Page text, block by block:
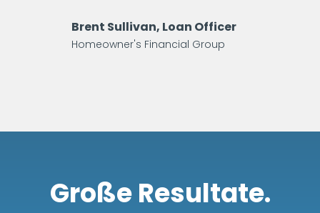
Brent Sullivan, Loan Officer
Homeowner's Financial Group
Große Resultate.